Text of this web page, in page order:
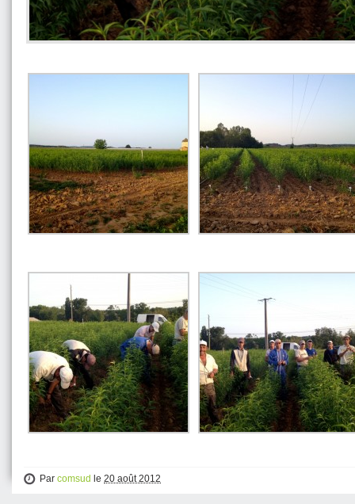
Par comsud le 20 août 2012